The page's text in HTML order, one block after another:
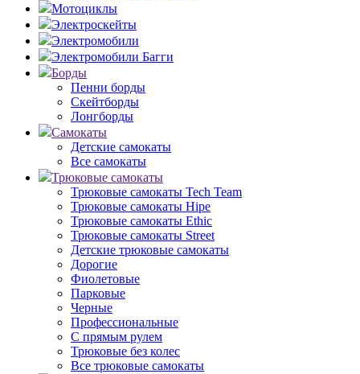
Мотоциклы
Электроскейты
Электромобили
Электромобили Багги
Борды
Пенни борды
Скейтборды
Лонгборды
Самокаты
Детские самокаты
Все самокаты
Трюковые самокаты
Трюковые самокаты Tech Team
Трюковые самокаты Hipe
Трюковые самокаты Ethic
Трюковые самокаты Street
Детские трюковые самокаты
Дорогие
Фиолетовые
Парковые
Черные
Профессиональные
С прямым рулем
Трюковые без колес
Все трюковые самокаты